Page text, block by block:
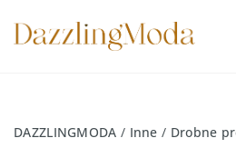
DAZZLINGMODA / Inne / Drobne